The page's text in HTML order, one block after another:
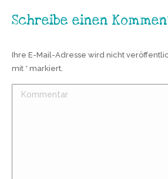
Schreibe einen
Ihre E-Mail-Adresse wird nicht
mit * markiert.
Kommentar